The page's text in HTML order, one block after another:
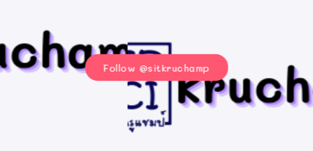
Follow @sitkruchamp